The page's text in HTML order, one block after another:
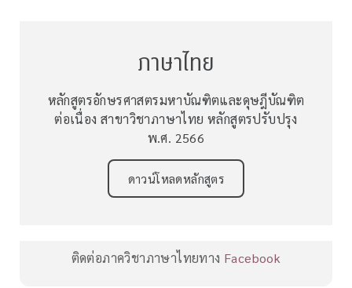
ภาษาไทย
หลักสูตรอักษรศาสตรมหาบัณฑิตและดุษฎีบัณฑิต
ต่อเนื่อง สาขาวิชาภาษาไทย หลักสูตรปรับปรุง
พ.ศ. 2566
ดาวน์โหลดหลักสูตร
ติดต่อภาควิชาภาษาไทยทาง Facebook